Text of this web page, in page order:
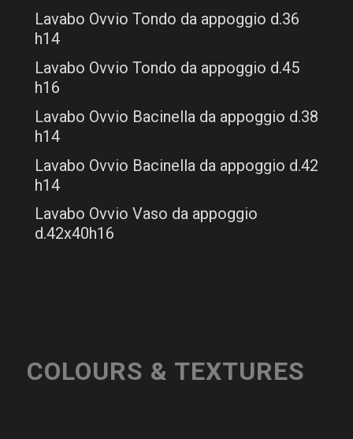
Lavabo Ovvio Tondo da appoggio d.36
h14
Lavabo Ovvio Tondo da appoggio d.45
h16
Lavabo Ovvio Bacinella da appoggio d.38
h14
Lavabo Ovvio Bacinella da appoggio d.42
h14
Lavabo Ovvio Vaso da appoggio
d.42x40h16
COLOURS & TEXTURES